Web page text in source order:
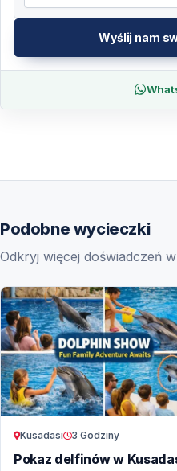
Wyślij nam
Podobne wycieczki
Odkryj więcej doświadczeń
Kusadasi 3 Godziny
Pokaz delfinów w